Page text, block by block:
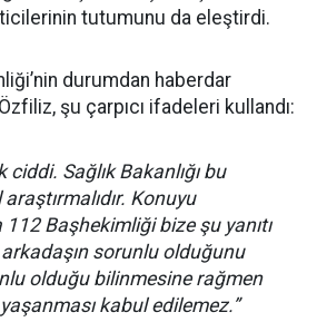
tutumunu da eleştirdi.
durumdan haberdar
şu çarpıcı ifadeleri kullandı:
ciddi. Sağlık Bakanlığı bu
Konuyu
112 Başhekimliği bize şu yanıtı
arkadaşın sorunlu olduğunu
olduğu bilinmesine rağmen
kabul edilemez.”